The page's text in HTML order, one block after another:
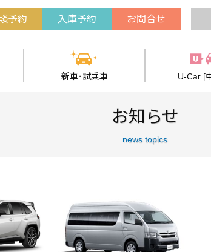
予約 入庫予約 お問合せ
新車･試乗車 U-Car [
お知らせ
news topics